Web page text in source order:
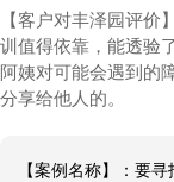
【客户对丰泽园评
训值得依靠，能透验
阿姨对可能会遇到的
分享给他人的。
【案例名称】：要